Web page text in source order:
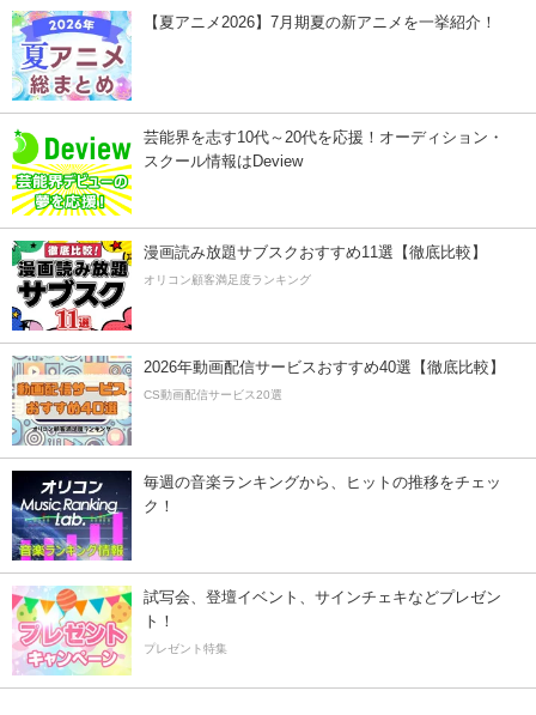
【夏アニメ2026】7月期夏の新アニメを一挙紹介！
芸能界を志す10代～20代を応援！オーディション・
スクール情報はDeview
漫画読み放題サブスクおすすめ11選【徹底比較】
オリコン顧客満足度ランキング
2026年動画配信サービスおすすめ40選【徹底比較】
CS動画配信サービス20選
毎週の音楽ランキングから、ヒットの推移をチェッ
ク！
試写会、登壇イベント、サインチェキなどプレゼン
ト！
プレゼント特集